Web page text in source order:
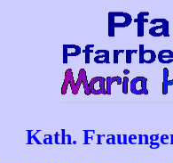
Kath.